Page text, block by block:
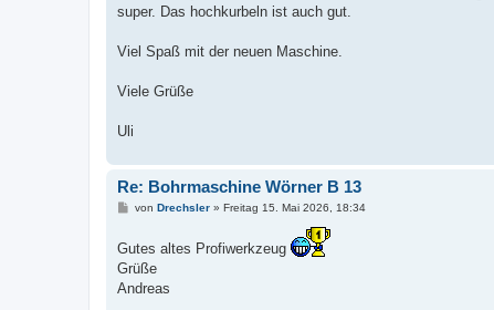
super. Das hochkurbeln ist auch gut.
Viel Spaß mit der neuen Maschine.
Viele Grüße
Uli
Re: Bohrmaschine Wörner B 13
B
t
a
g
von Drechsler» Freitag 15. Mai 2026, 18:34
Gutes altes Profiwerkzeug
Grüße
Andreas